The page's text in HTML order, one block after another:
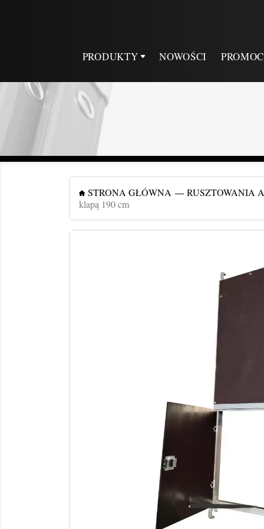
PRODUKTY NOWOŚCI
STRONA GŁÓWNA
RUSZTOWANIA
klapą 190 cm